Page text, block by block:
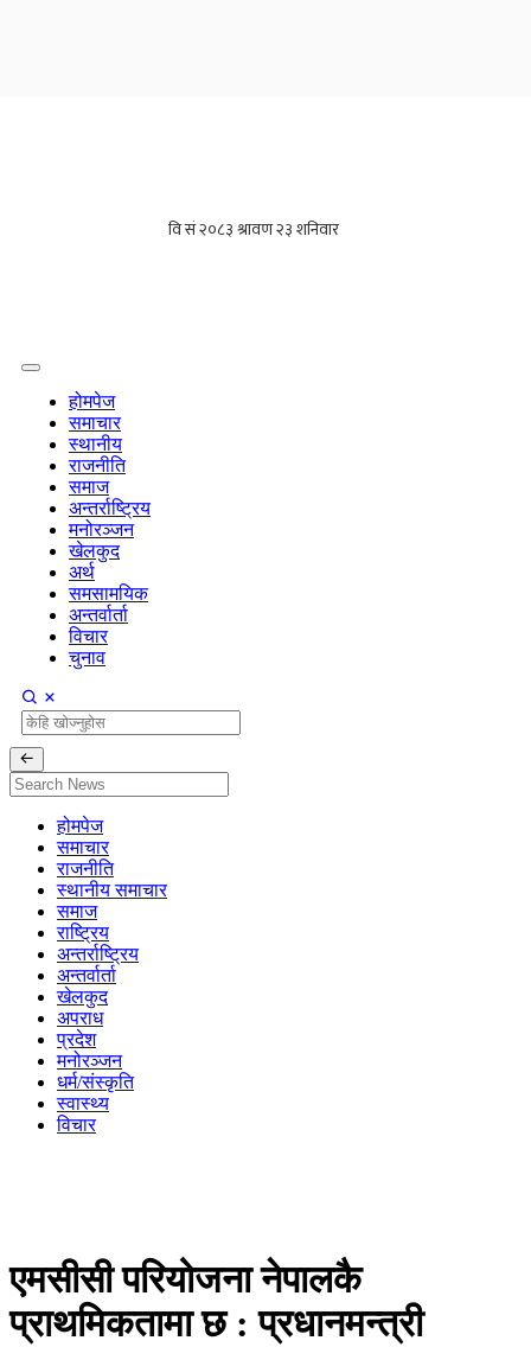
होमपेज
समाचार
स्थानीय
राजनीति
समाज
अन्तर्राष्ट्रिय
मनोरञ्जन
खेलकुद
अर्थ
समसामयिक
अन्तर्वार्ता
विचार
चुनाव
होमपेज
समाचार
राजनीति
स्थानीय समाचार
समाज
राष्ट्रिय
अन्तर्राष्ट्रिय
अन्तर्वार्ता
खेलकुद
अपराध
प्रदेश
मनोरञ्जन
धर्म/संस्कृति
स्वास्थ्य
विचार
एमसीसी परियोजना नेपालकै
प्राथमिकतामा छ : प्रधानमन्त्री